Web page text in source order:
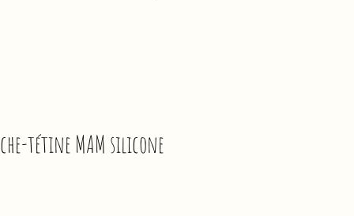
tétine MAM silicone